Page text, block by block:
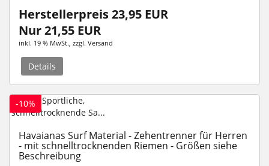
Herstellerpreis 23,95 EUR
Nur 21,55 EUR
inkl. 19 % MwSt. , zzgl. Versand
Details
-10%
Havaianas Surf Material - Zehentrenner für Herren
- mit schnelltrocknenden Riemen - Größen siehe
Beschreibung